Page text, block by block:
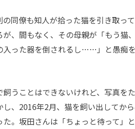
同僚も知人が拾った猫を引き取っ
、間もなく、その母親が「もう猫
入った器を倒されるし……」と愚痴
うことはできないけれど、写真を
、2016年2月、猫を飼い出してか
。坂田さんは「ちょっと待って」